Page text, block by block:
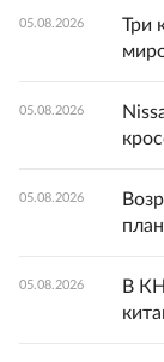
05.08.2026
Три
05.08.2026
05.08.2026
05.08.2026
В